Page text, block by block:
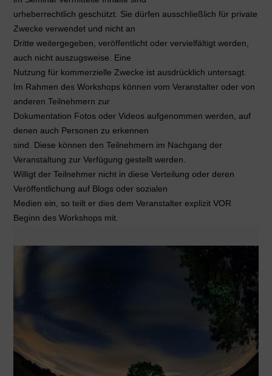
urheberrechtlich geschützt. Sie dürfen ausschließlich für private
Zwecke verwendet und nicht an
Dritte weitergegeben, veröffentlicht oder vervielfältigt werden,
auch nicht auszugsweise. Eine
Nutzung für kommerzielle Zwecke ist ausdrücklich untersagt.
Im Rahmen des Workshops können vom Veranstalter oder von
anderen Teilnehmern zur
Dokumentation Fotos oder Videos aufgenommen werden, auf
denen auch Personen zu erkennen
sind. Diese können den Teilnehmern im Nachgang der
Veranstaltung zur Verfügung gestellt werden.
Willigt der Teilnehmer nicht in diese Verteilung oder deren
Veröffentlichung auf Blogs oder sozialen
Medien ein, so teilt er dies dem Veranstalter explizit VOR
Beginn des Workshops mit.